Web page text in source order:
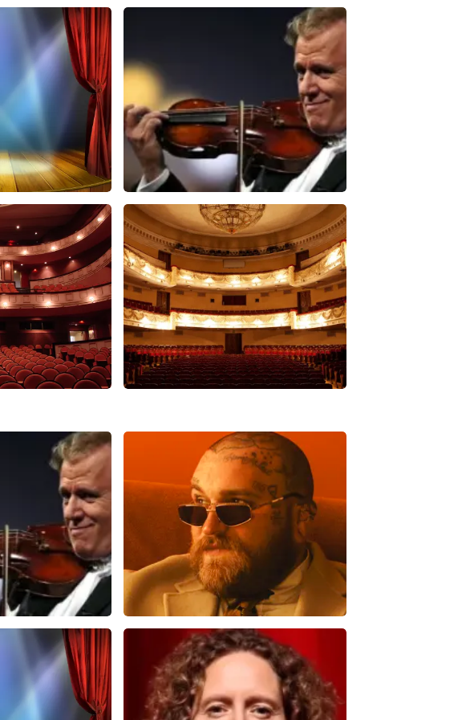
reviews
Andre Rieu
5618+reviews
BEKIJKEN
reviews 704+reviews
BEKIJKEN
Teddy Swims
796laatste 30 minuten
BESTEL NU